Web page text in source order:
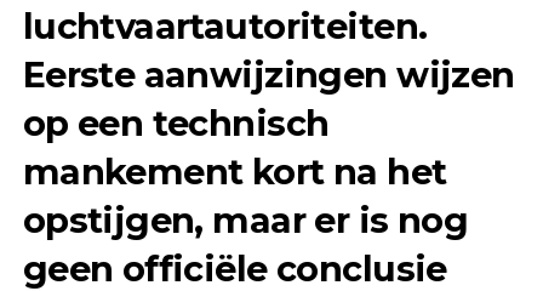
luchtvaartautoriteiten.
Eerste aanwijzingen wijzen
op een technisch
mankementkort na het
opstijgen, maar er is nog
geen officiële conclusie